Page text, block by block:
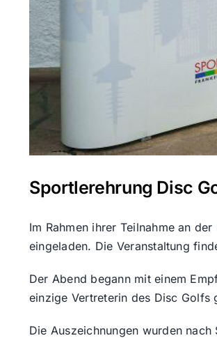
Sportlerehrung Disc
Im Rahmen ihrer Teilnahme an
eingeladen. Die Veranstaltung
Der Abend begann mit einem
einzige Vertreterin des Disc Golfs
Die Auszeichnungen wurden